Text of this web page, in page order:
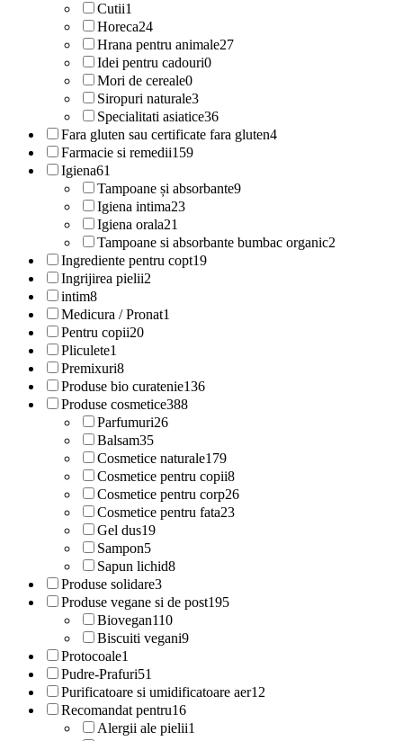
Cutii1
Horeca24
Hrana pentru animale27
Idei pentru cadouri0
Mori de cereale0
Siropuri naturale3
Specialitati asiatice36
Fara gluten sau certificate fara gluten4
Farmacie si remedii159
Igiena61
Tampoane și absorbante9
Igiena intima23
Igiena orala21
Tampoane si absorbante bumbac organic2
Ingrediente pentru copt19
Ingrijirea pielii2
intim8
Medicura / Pronat1
Pentru copii20
Pliculete1
Premixuri8
Produse bio curatenie136
Produse cosmetice388
Parfumuri26
Balsam35
Cosmetice naturale179
Cosmetice pentru copii8
Cosmetice pentru corp26
Cosmetice pentru fata23
Gel dus19
Sampon5
Sapun lichid8
Produse solidare3
Produse vegane si de post195
Biovegan110
Biscuiti vegani9
Protocoale1
Pudre-Prafuri51
Purificatoare si umidificatoare aer12
Recomandat pentru16
Alergii ale pielii1